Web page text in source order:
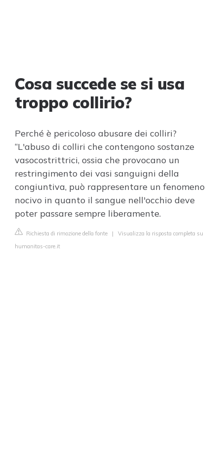
Cosa succede se si usa
troppo collirio?
Perché è pericoloso abusare dei colliri?
“L'abuso di colliri che contengono sostanze
vasocostrittrici, ossia che provocano un
restringimento dei vasi sanguigni della
congiuntiva, può rappresentare un fenomeno
nocivo in quanto il sangue nell'occhio deve
poter passare sempre liberamente.
Richiesta di rimozione della fonte | Visualizza la risposta completa su
humanitas-care.it